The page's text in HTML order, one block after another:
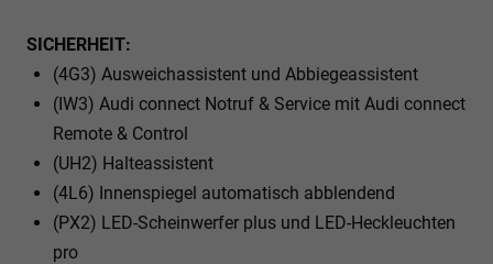
SICHERHEIT:
(4G3) Ausweichassistent und Abbiegeassistent
(IW3) Audi connect Notruf & Service mit Audi connect
Remote & Control
(UH2) Halteassistent
(4L6) Innenspiegel automatisch abblendend
(PX2) LED-Scheinwerfer plus und LED-Heckleuchten
pro